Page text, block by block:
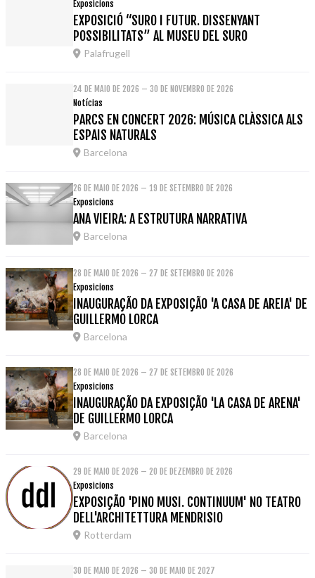
Exposicions
EXPOSICIÓ “SURO I FUTUR. DISSENYANT
POSSIBILITATS” AL MUSEU DEL SURO
Palafrugell
24 DE MAIO DE 2026 – 30 DE NOVEMBRO DE 2026
Notícias
PARCS EN CONCERT 2026: MÚSICA CLÀSSICA ALS
ESPAIS NATURALS
Barcelona
26 DE MAIO DE 2026 – 19 DE SETEMBRO DE 2026
Exposicions
ANA VIEIRA: A ESTRUTURA NARRATIVA
Barcelona
28 DE MAIO DE 2026 – 27 DE SETEMBRO DE 2026
Exposicions
INAUGURAÇÃO DA EXPOSIÇÃO 'A CASA DE AREIA' DE
GUILLERMO LORCA
Barcelona
28 DE MAIO DE 2026 – 27 DE SETEMBRO DE 2026
Exposicions
INAUGURAÇÃO DA EXPOSIÇÃO 'LA CASA DE ARENA'
DE GUILLERMO LORCA
Barcelona
29 DE MAIO DE 2026 – 20 DE DEZEMBRO DE 2026
Exposicions
EXPOSIÇÃO 'PINO MUSI. CONTINUUM' NO TEATRO
DELL'ARCHITETTURA MENDRISIO
Rotterdam
30 DE MAIO DE 2026 – 30 DE MAIO DE 2027